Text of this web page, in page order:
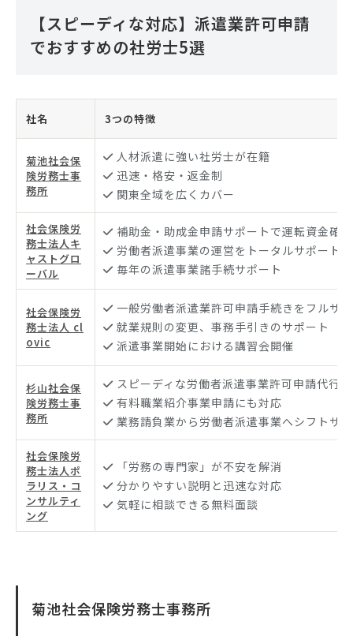
【スピーディな対応】派遣業許可申請
でおすすめの社労士5選
社名 3つの特徴
菊池社会保
険労務士事
務所
人材派遣に強い社労士が在籍
迅速・格安・返金制
関東全域を広くカバー
社会保険労
務士法人キ
ャストグロ
ーバル
補助金・助成金申請サポートで運転資金確保
労働者派遣事業の運営をトータルサポート
毎年の派遣事業諸手続サポート
社会保険労
務士法人 cl
ovic
一般労働者派遣業許可申請手続きをフルサ
就業規則の変更、事務手引きのサポート
派遣事業開始における講習会開催
杉山社会保
険労務士事
務所
スピーディな労働者派遣事業許可申請代行
有料職業紹介事業申請にも対応
業務請負業から労働者派遣事業へシフトサ
社会保険労
務士法人ポ
ラリス・コ
ンサルティ
ング
「労務の専門家」が不安を解消
分かりやすい説明と迅速な対応
気軽に相談できる無料面談
菊池社会保険労務士事務所